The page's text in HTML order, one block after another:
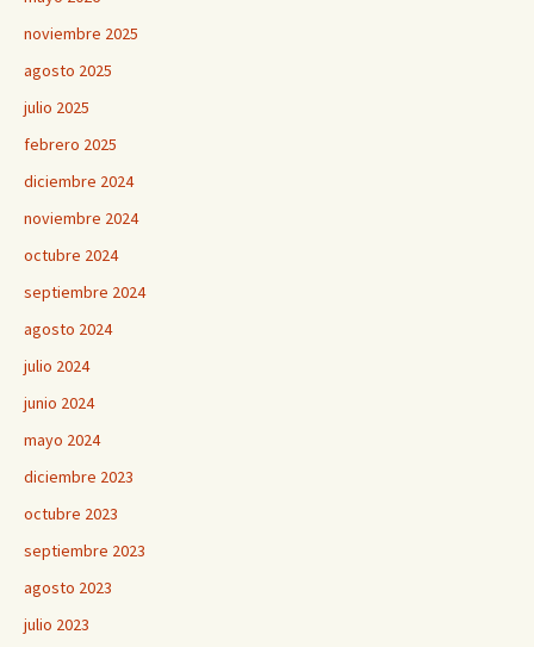
noviembre 2025
agosto 2025
julio 2025
febrero 2025
diciembre 2024
noviembre 2024
octubre 2024
septiembre 2024
agosto 2024
julio 2024
junio 2024
mayo 2024
diciembre 2023
octubre 2023
septiembre 2023
agosto 2023
julio 2023